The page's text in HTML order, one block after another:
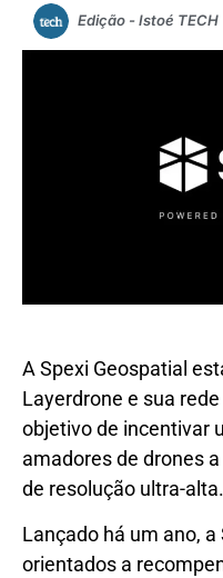
Edição - Istoé TECH
A Spexi Geospatial
Layerdrone e sua
objetivo de incentivar
amadores de drones
de resolução ultra-alta.
Lançado há um ano,
orientados a